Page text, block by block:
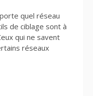
quel réseau
de ciblage sont à
qui ne savent
réseaux